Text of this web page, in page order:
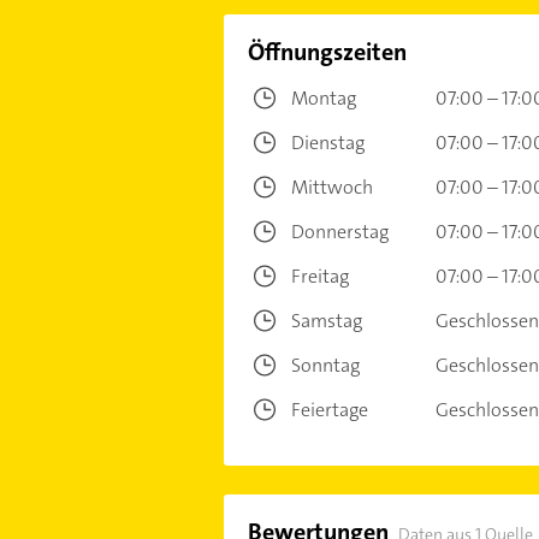
Öffnungszeiten
Montag
07:00 –
Dienstag
07:00 –
Mittwoch
07:00 –
Donnerstag
07:00 –
Freitag
07:00 –
Samstag
Geschlossen
Sonntag
Geschlossen
Feiertage
Geschlossen
Bewertungen Daten aus 1 Quelle